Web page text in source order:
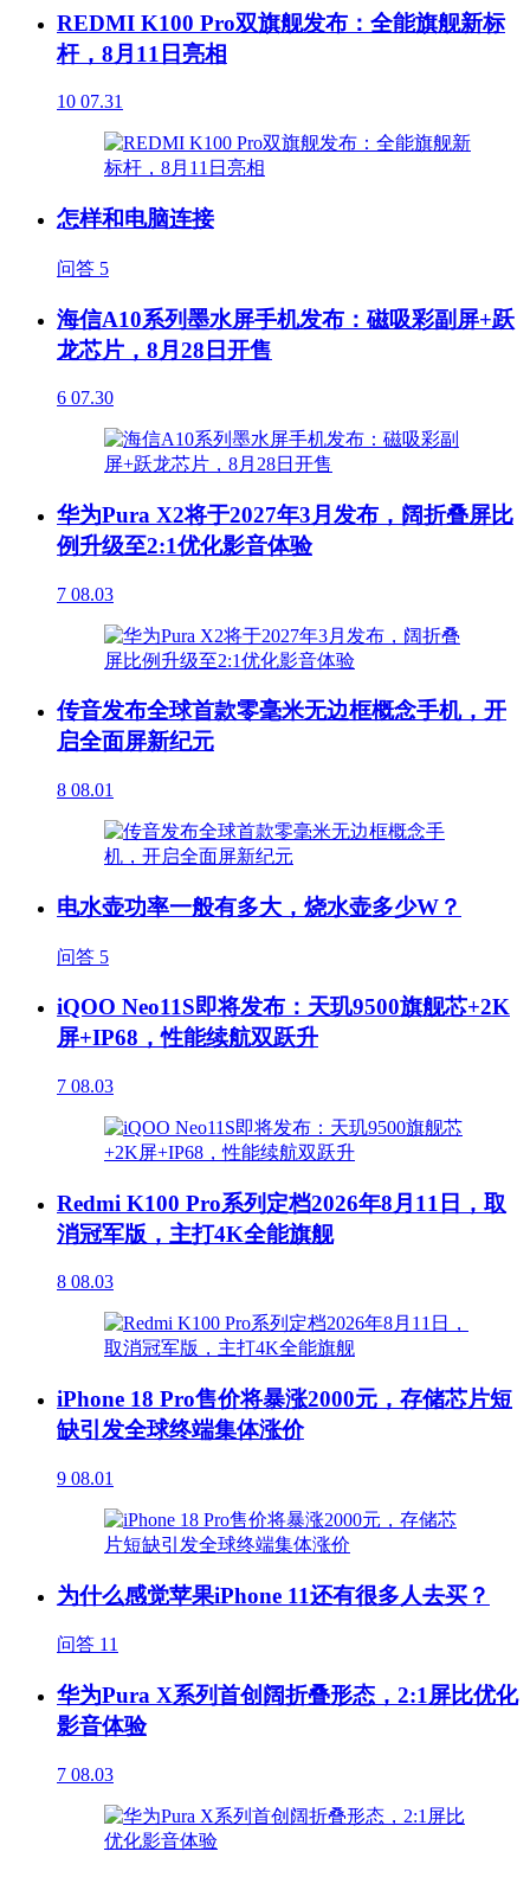
REDMI K100 Pro双旗舰发布：全能旗舰新标
杆，8月11日亮相
10 07.31
怎样和电脑连接
问答 5
海信A10系列墨水屏手机发布：磁吸彩副屏+跃
龙芯片，8月28日开售
6 07.30
华为Pura X2将于2027年3月发布，阔折叠屏比
例升级至2:1优化影音体验
7 08.03
传音发布全球首款零毫米无边框概念手机，开
启全面屏新纪元
8 08.01
电水壶功率一般有多大，烧水壶多少W？
问答 5
iQOO Neo11S即将发布：天玑9500旗舰芯+2K
屏+IP68，性能续航双跃升
7 08.03
Redmi K100 Pro系列定档2026年8月11日，取
消冠军版，主打4K全能旗舰
8 08.03
iPhone 18 Pro售价将暴涨2000元，存储芯片短
缺引发全球终端集体涨价
9 08.01
为什么感觉苹果iPhone 11还有很多人去买？
问答 11
华为Pura X系列首创阔折叠形态，2:1屏比优化
影音体验
7 08.03